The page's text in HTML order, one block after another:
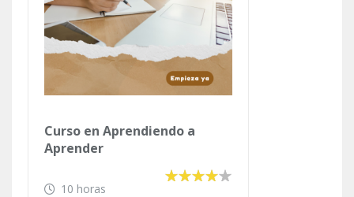
Curso en Aprendiendo a
Aprender
10 horas